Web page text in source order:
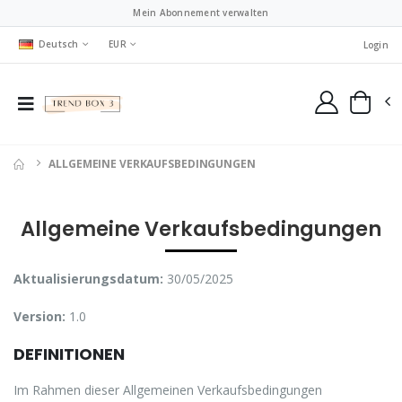
Mein Abonnement verwalten
Deutsch EUR Login
ALLGEMEINE VERKAUFSBEDINGUNGEN
Allgemeine Verkaufsbedingungen
Aktualisierungsdatum: 30/05/2025
Version: 1.0
DEFINITIONEN
Im Rahmen dieser Allgemeinen Verkaufsbedingungen